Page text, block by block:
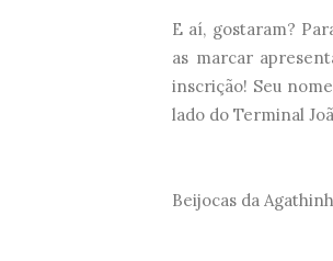
E aí, gostaram?
as marcar
inscrição! Seu
lado do Terminal
Beijocas da